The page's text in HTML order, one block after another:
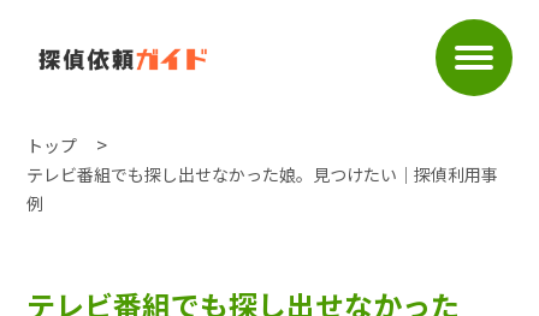
トップ
テレビ番組でも探し出せなかった娘。見つけたい｜探偵利用事
例
テレビ番組でも探し出せなかった